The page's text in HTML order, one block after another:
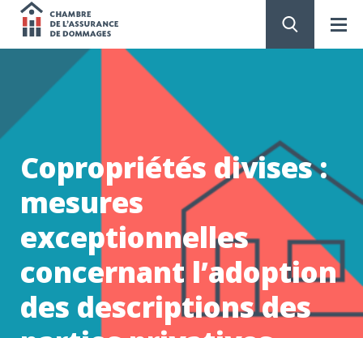
PASSER
AU
CONTENU
Chambre
de
l'assurance
de
dommages
Copropriétés divises :
mesures
exceptionnelles
concernant l’adoption
des descriptions des